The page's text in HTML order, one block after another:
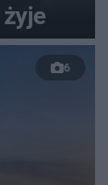
6